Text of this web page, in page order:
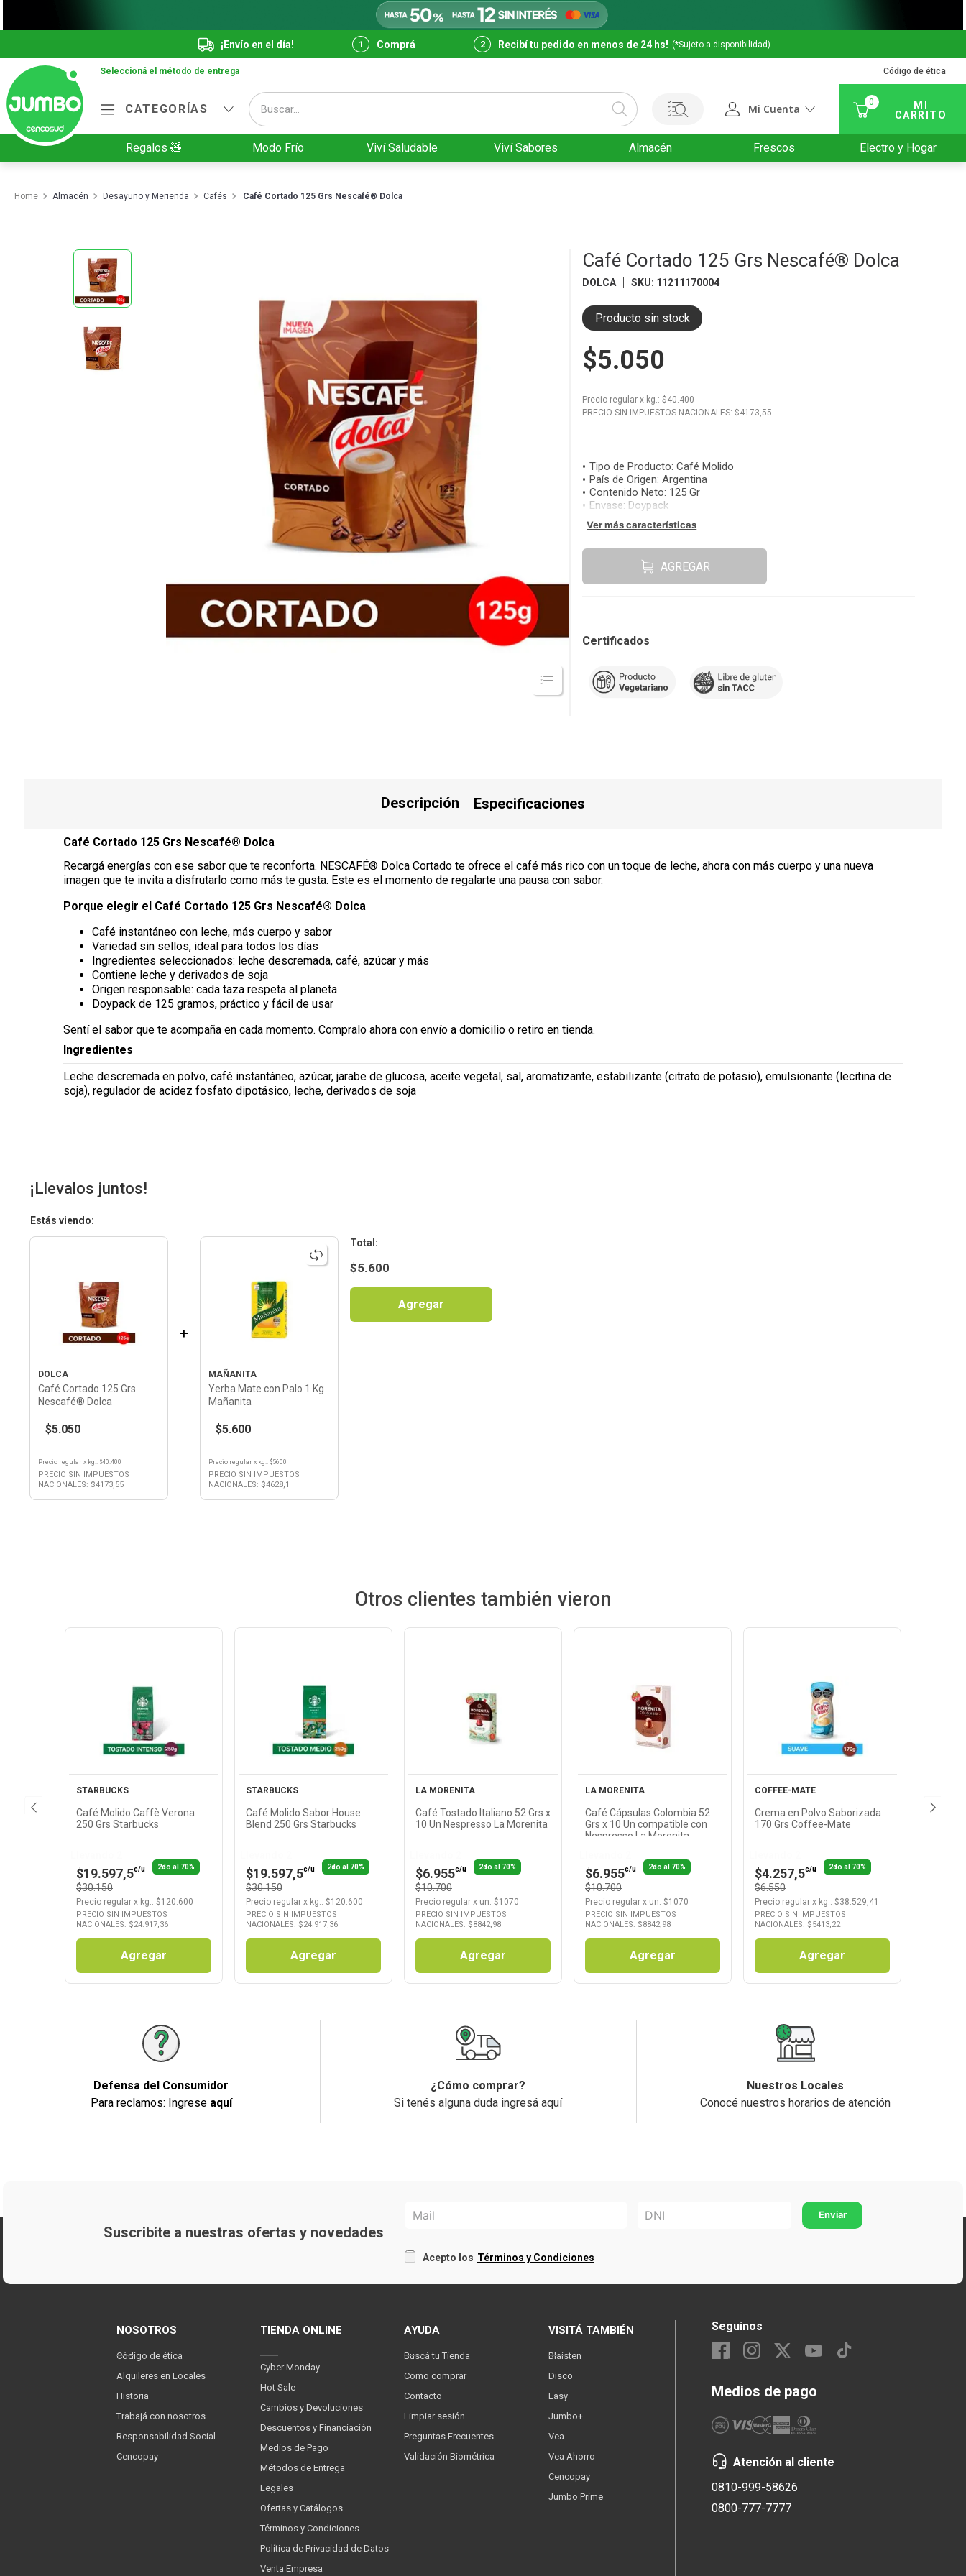
¡Envío en el día! Comprá Recibí tu pedido en menos de 24 hs! (*Sujeto a disponibilidad)
Seleccioná el método de entrega Código de ética
CATEGORÍAS
Buscar...
Mi Cuenta
0
Regalos 🧸 Modo Frío Viví Saludable Viví Sabores Almacén Frescos Electro y Hogar
Almacén Desayuno y Merienda Cafés Café Cortado 125 Grs Nescafé® Dolca
Café Cortado 125 Grs Nescafé® Dolca
DOLCA SKU: 11211170004
Producto sin stock
$5.050
Precio regular x kg.: $40.400
PRECIO SIN IMPUESTOS NACIONALES: $4173,55
Tipo de Producto:Café Molido
País de Origen:Argentina
Contenido Neto: 125 Gr
Envase: Doypack
Ver más características
AGREGAR
Certificados
Descripción Especificaciones
Café Cortado 125 Grs Nescafé® Dolca
Recargá energías con ese sabor que te reconforta. NESCAFÉ® Dolca Cortado te ofrece el café más rico con un toque de leche, ahora con más cuerpo y una nueva
imagen que te invita a disfrutarlo como más te gusta. Este es el momento de regalarte una pausa con sabor.
Porque elegir el Café Cortado 125 Grs Nescafé® Dolca
Café instantáneo con leche, más cuerpo y sabor
Variedad sin sellos, ideal para todos los días
Ingredientes seleccionados: leche descremada, café, azúcar y más
Contiene leche y derivados de soja
Origen responsable: cada taza respeta al planeta
Doypack de 125 gramos, práctico y fácil de usar
Sentí el sabor que te acompaña en cada momento. Compralo ahora con envío a domicilio o retiro en tienda.
Ingredientes
Leche descremada en polvo, café instantáneo, azúcar, jarabe de glucosa, aceite vegetal, sal, aromatizante, estabilizante (citrato de potasio), emulsionante (lecitina de
soja), regulador de acidez fosfato dipotásico, leche, derivados de soja
¡Llevalos juntos!
Estás viendo:
DOLCA
Café Cortado 125 Grs
Nescafé® Dolca
$5.050
Precio regularx kg. : $40.400
PRECIO SIN IMPUESTOS
NACIONALES: $4173,55
+
MAÑANITA
Yerba Mate con Palo 1 Kg
Mañanita
$5.600
Precio regularx kg. : $5600
PRECIO SIN IMPUESTOS
NACIONALES: $4628,1
:
$5.600
Agregar
Otros clientes también vieron
Ver
Producto
STARBUCKS
Café Molido Caffè Verona
250 Grs Starbucks
$19.597,5c/u 2do al 70%
$30.150
Precio regular x kg.: $120.600
PRECIO SIN IMPUESTOS
NACIONALES: $24.917,36
Agregar
Ver
Producto
STARBUCKS
Café Molido Sabor House
Blend 250 Grs Starbucks
$19.597,5c/u 2do al 70%
$30.150
Precio regular x kg.: $120.600
PRECIO SIN IMPUESTOS
NACIONALES: $24.917,36
Agregar
Ver
Producto
LA MORENITA
Café Tostado Italiano 52 Grs x
10 Un Nespresso La Morenita
$6.955c/u 2do al 70%
$10.700
Precio regular x un: $1070
PRECIO SIN IMPUESTOS
NACIONALES: $8842,98
Agregar
Ver
Producto
LA MORENITA
Café Cápsulas Colombia 52
Grs x 10 Un compatible con
Nespresso La Morenita
$6.955c/u 2do al 70%
$10.700
Precio regular x un: $1070
PRECIO SIN IMPUESTOS
NACIONALES: $8842,98
Agregar
Ver
Producto
COFFEE-MATE
Crema en Polvo Saborizada
170 Grs Coffee-Mate
$4.257,5c/u 2do al 70%
$6.550
Precio regular x kg.: $38.529,41
PRECIO SIN IMPUESTOS
NACIONALES: $5413,22
Agregar
Defensa del Consumidor
Para reclamos: Ingrese aquí
¿Cómo comprar?
Si tenés alguna duda ingresá aquí
Nuestros Locales
Conocé nuestros horarios de atención
Suscribite a nuestras ofertas y novedades
Acepto los Términos y Condiciones
NOSOTROS
Código de ética
Alquileres en Locales
Historia
Trabajá con nosotros
Responsabilidad Social
Cencopay
TIENDA ONLINE
Cyber Monday
Hot Sale
Cambios y Devoluciones
Descuentos y Financiación
Medios de Pago
Métodos de Entrega
Legales
Ofertas y Catálogos
Términos y Condiciones
Política de Privacidad de Datos
Venta Empresa
AYUDA
Buscá tu Tienda
Como comprar
Contacto
Limpiar sesión
Preguntas Frecuentes
Validación Biométrica
VISITÁ TAMBIÉN
Blaisten
Disco
Easy
Jumbo+
Vea
Vea Ahorro
Cencopay
Jumbo Prime
Seguinos
Medios de pago
Atención al cliente
0810-999-58626
0800-777-7777
Términos más buscados
2.
Cafe